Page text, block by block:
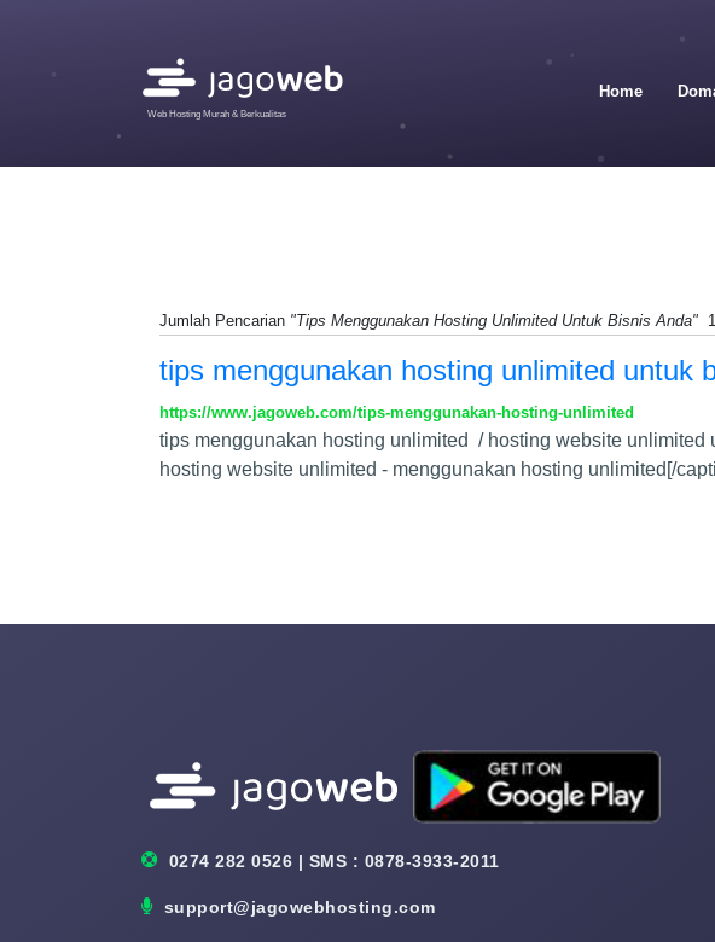
Web Hosting Murah & Berkualitas
Home
Jumlah Pencarian "Tips Menggunakan Hosting Unlimited Untuk Bisnis Anda" 1
tips menggunakan hosting unlimited untuk
https://www.jagoweb.com/tips-menggunakan-hosting-unlimited
tips menggunakan hosting unlimited / hosting website
hosting website unlimited - menggunakan hosting unlimited[/
0274 282 0526 | SMS : 0878-3933-2011
support@jagowebhosting.com